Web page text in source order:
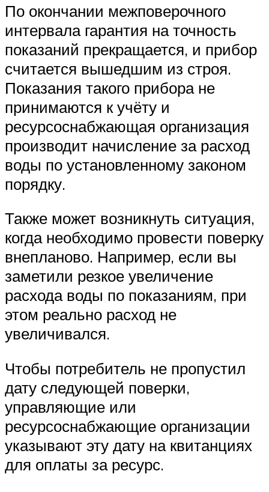
По окончании межповерочного
интервала гарантия на точность
показаний прекращается, и прибор
считается вышедшим из строя.
Показания такого прибора не
принимаются к учёту и
ресурсоснабжающая организация
производит начисление за расход
воды по установленному законом
порядку.
Также может возникнуть ситуация,
когда необходимо провести поверку
внепланово. Например, если вы
заметили резкое увеличение
расхода воды по показаниям, при
этом реально расход не
увеличивался.
Чтобы потребитель не пропустил
дату следующей поверки,
управляющие или
ресурсоснабжающие организации
указывают эту дату на квитанциях
для оплаты за ресурс.